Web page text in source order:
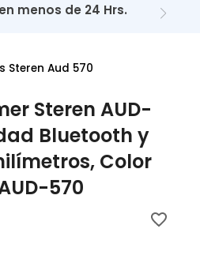
menos de 24 Hrs.
Steren Aud 570
Steren AUD-
Bluetooth y
Color
570